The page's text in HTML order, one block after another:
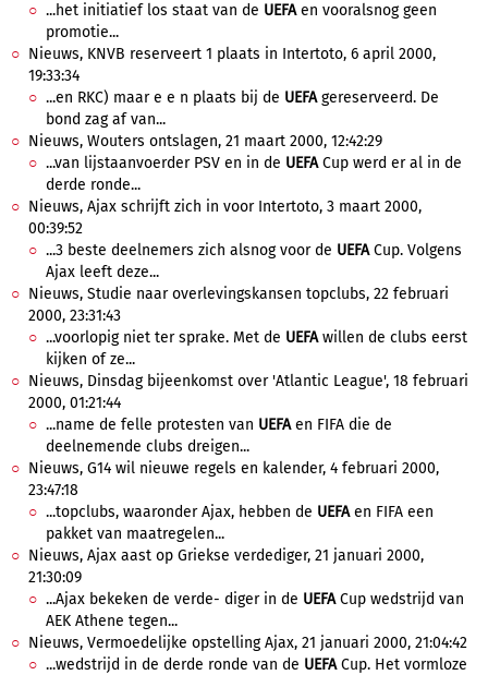
...het initiatief los staat van de UEFAen vooralsnog geen
promotie...
Nieuws, KNVB reserveert 1 plaats in Intertoto, 6 april 2000,
19:33:34
...en RKC) maar e e n plaats bij de UEFAgereserveerd. De
bond zag af van...
Nieuws, Wouters ontslagen, 21 maart 2000, 12:42:29
...van lijstaanvoerder PSV en in de UEFACup werd er al in de
derde ronde...
Nieuws, Ajax schrijft zich in voor Intertoto, 3 maart 2000,
00:39:52
...3 beste deelnemers zich alsnog voor de UEFACup. Volgens
Ajax leeft deze...
Nieuws, Studie naar overlevingskansen topclubs, 22 februari
2000, 23:31:43
...voorlopig niet ter sprake. Met de UEFAwillen de clubs eerst
kijken of ze...
Nieuws, Dinsdag bijeenkomst over 'Atlantic League', 18 februari
2000, 01:21:44
...name de felle protesten van UEFAen FIFA die de
deelnemende clubs dreigen...
Nieuws, G14 wil nieuwe regels en kalender, 4 februari 2000,
23:47:18
...topclubs, waaronder Ajax, hebben de UEFAen FIFA een
pakket van maatregelen...
Nieuws, Ajax aast op Griekse verdediger, 21 januari 2000,
21:30:09
...Ajax bekeken de verde- diger in de UEFACup wedstrijd van
AEK Athene tegen...
Nieuws, Vermoedelijke opstelling Ajax, 21 januari 2000, 21:04:42
...wedstrijd in de derde ronde van de UEFACup. Het vormloze